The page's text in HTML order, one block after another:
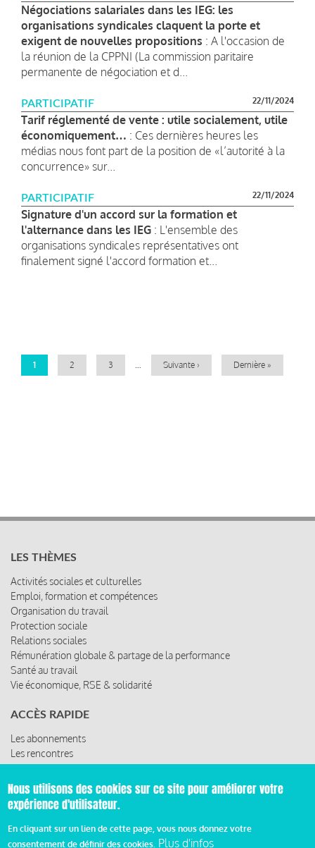
Négociations salariales dans les IEG: les
organisations syndicales claquent la porte et
exigent de nouvelles propositions : A l'occasion de
la réunion de la CPPNI (La commission paritaire
permanente de négociation et d...
PARTICIPATIF 22/11/2024
Tarif réglementé de vente : utile socialement, utile
économiquement… : Ces dernières heures les
médias nous font part de la position de «l’autorité à la
concurrence» sur...
PARTICIPATIF 22/11/2024
Signature d'un accord sur la formation et
l'alternance dans les IEG : L'ensemble des
organisations syndicales représentatives ont
finalement signé l'accord formation et...
Page
1 Page
2 Page
3
Page
Suivante ›
Dernière
Dernière »
LES THÈMES
Activités sociales et culturelles
Emploi, formation et compétences
Organisation du travail
Protection sociale
Relations sociales
Rémunération globale & partage de la performance
Santé au travail
Vie économique, RSE & solidarité
ACCÈS RAPIDE
Les abonnements
Les rencontres
Les ressources
© 2019 Miroir Social - Réalisé parCafffeine
Nous utilisons des cookies sur ce site pour améliorer votre
expérience d'utilisateur.
En cliquant sur un lien de cette page, vous nous donnez votre
consentement de définir des cookies. Plus d'infos